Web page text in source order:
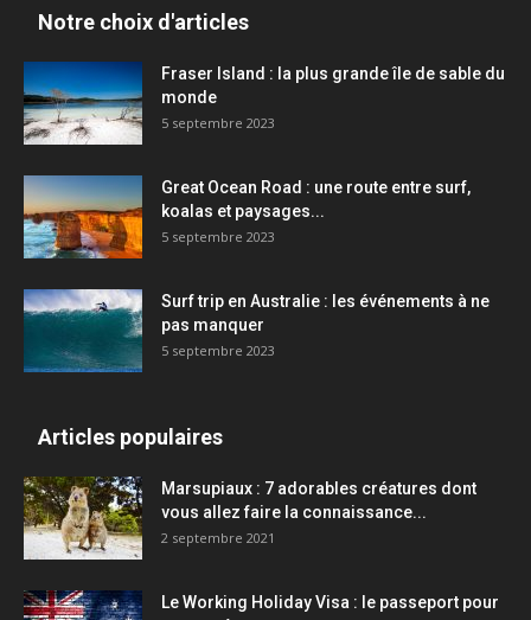
Notre choix d'articles
Fraser Island : la plus grande île de sable du
monde
5 septembre 2023
Great Ocean Road : une route entre surf,
koalas et paysages...
5 septembre 2023
Surf trip en Australie : les événements à ne
pas manquer
5 septembre 2023
Articles populaires
Marsupiaux : 7 adorables créatures dont
vous allez faire la connaissance...
2 septembre 2021
Le Working Holiday Visa : le passeport pour